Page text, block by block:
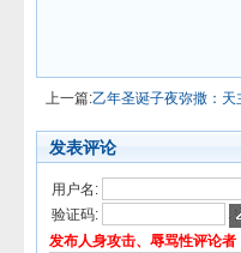
上一篇:乙年圣诞子夜弥撒：
发表评论
用户名:
验证码:
发布人身攻击、辱骂性评论者